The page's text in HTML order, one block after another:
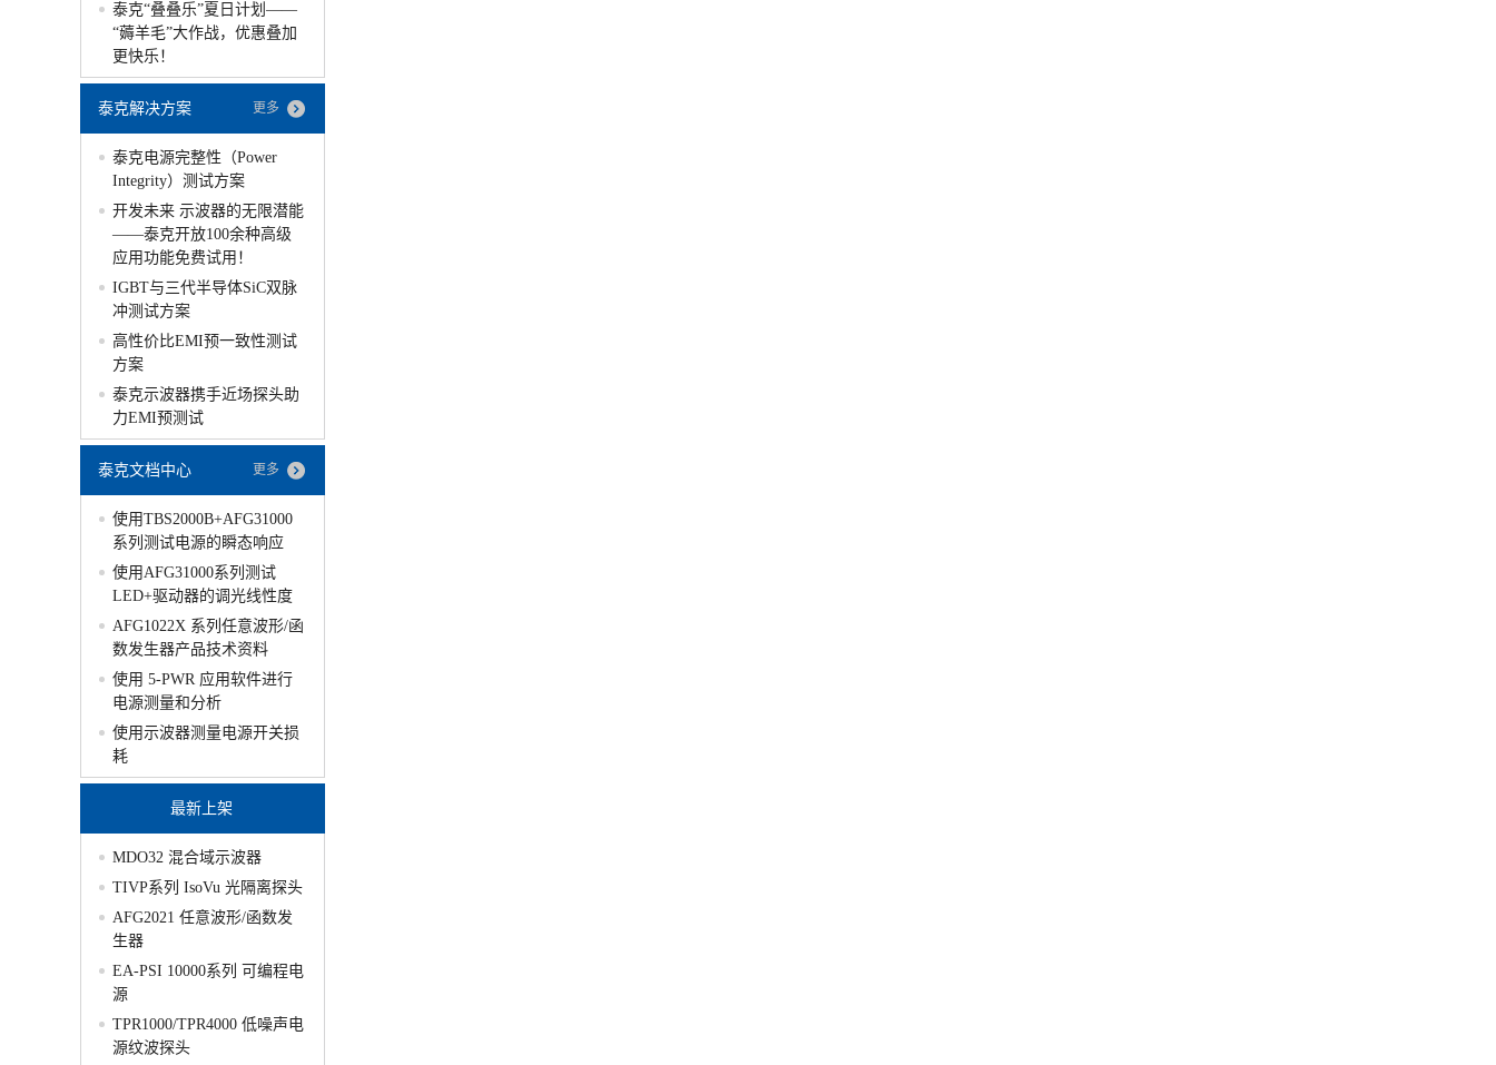
泰克“叠叠乐”夏日计划——
“薅羊毛”大作战，优惠叠加
更快乐！
泰克解决方案 更多
泰克电源完整性（Power
Integrity）测试方案
开发未来 示波器的无限潜能
——泰克开放100余种高级
应用功能免费试用！
IGBT与三代半导体SiC双脉
冲测试方案
高性价比EMI预一致性测试
方案
泰克示波器携手近场探头助
力EMI预测试
泰克文档中心 更多
使用TBS2000B+AFG31000
系列测试电源的瞬态响应
使用AFG31000系列测试
LED+驱动器的调光线性度
AFG1022X 系列任意波形/函
数发生器产品技术资料
使用 5-PWR 应用软件进行
电源测量和分析
使用示波器测量电源开关损
耗
最新上架
MDO32 混合域示波器
TIVP系列 IsoVu 光隔离探头
AFG2021 任意波形/函数发
生器
EA-PSI 10000系列 可编程电
源
TPR1000/TPR4000 低噪声电
源纹波探头